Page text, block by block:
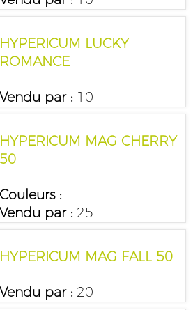
HYPERICUM LUCKY
ROMANCE
Vendu par :10
HYPERICUM MAG CHERRY
50
Couleurs :
Vendu par :25
HYPERICUM MAG FALL 50
Vendu par :20